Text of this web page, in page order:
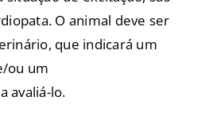
O animal deve ser
que indicará um
ou um
avaliá-lo.